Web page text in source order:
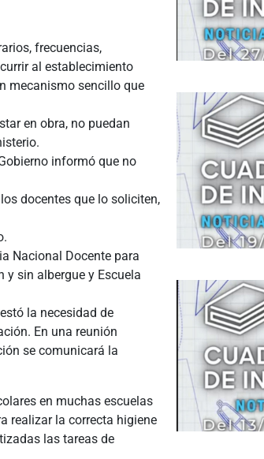
frecuencias,
al establecimiento
mecanismo sencillo que
en obra, no puedan
informó que no
docentes que lo soliciten,
Nacional Docente para
y sin albergue y Escuela
la necesidad de
En una reunión
se comunicará la
en muchas escuelas
realizar la correcta higiene
las tareas de